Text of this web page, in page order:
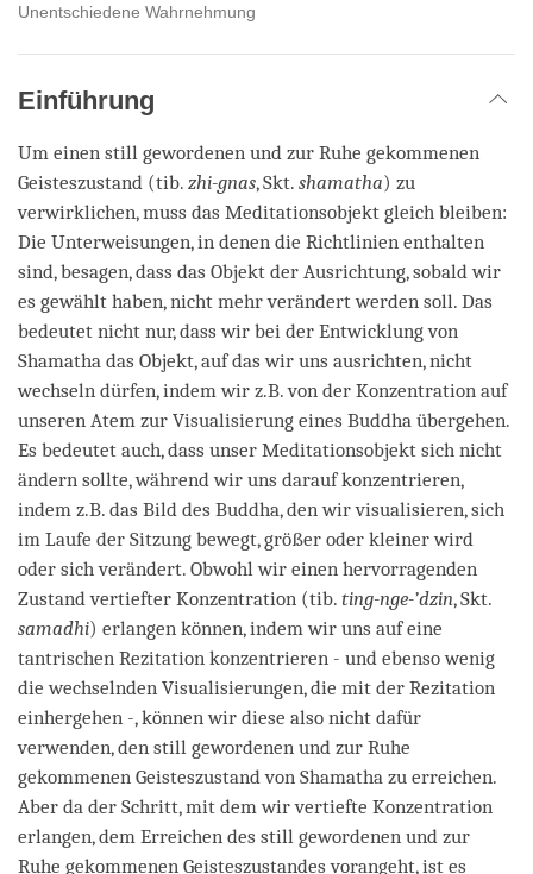
Unentschiedene Wahrnehmung
Einführung
Um einen still gewordenen und zur Ruhe gekommenen
Geisteszustand (tib. zhi-gnas, Skt. shamatha) zu
verwirklichen, muss das Meditationsobjekt gleich bleiben:
Die Unterweisungen, in denen die Richtlinien enthalten
sind, besagen, dass das Objekt der Ausrichtung, sobald wir
es gewählt haben, nicht mehr verändert werden soll. Das
bedeutet nicht nur, dass wir bei der Entwicklung von
Shamatha das Objekt, auf das wir uns ausrichten, nicht
wechseln dürfen, indem wir z.B. von der Konzentration auf
unseren Atem zur Visualisierung eines Buddha übergehen.
Es bedeutet auch, dass unser Meditationsobjekt sich nicht
ändern sollte, während wir uns darauf konzentrieren,
indem z.B. das Bild des Buddha, den wir visualisieren, sich
im Laufe der Sitzung bewegt, größer oder kleiner wird
oder sich verändert. Obwohl wir einen hervorragenden
Zustand vertiefter Konzentration (tib. ting-nge-’dzin, Skt.
samadhi) erlangen können, indem wir uns auf eine
tantrischen Rezitation konzentrieren - und ebenso wenig
die wechselnden Visualisierungen, die mit der Rezitation
einhergehen -, können wir diese also nicht dafür
verwenden, den still gewordenen und zur Ruhe
gekommenen Geisteszustand von Shamatha zu erreichen.
Aber da der Schritt, mit dem wir vertiefte Konzentration
erlangen, dem Erreichen des still gewordenen und zur
Ruhe gekommenen Geisteszustandes vorangeht, ist es